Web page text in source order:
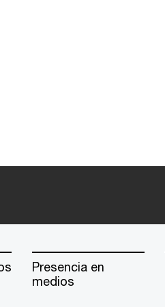
Presencia en
medios